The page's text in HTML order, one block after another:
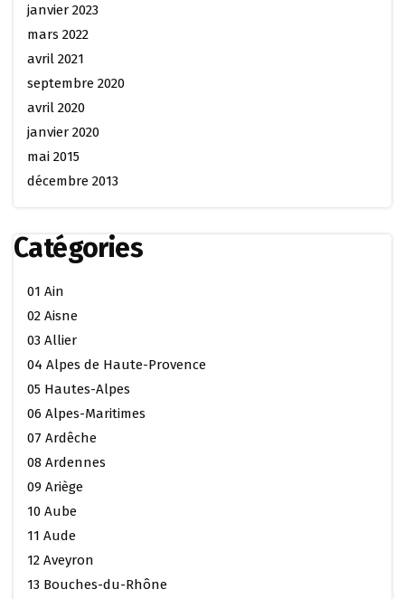
janvier 2023
mars 2022
avril 2021
septembre 2020
avril 2020
janvier 2020
mai 2015
décembre 2013
Catégories
01 Ain
02 Aisne
03 Allier
04 Alpes de Haute-Provence
05 Hautes-Alpes
06 Alpes-Maritimes
07 Ardêche
08 Ardennes
09 Ariège
10 Aube
11 Aude
12 Aveyron
13 Bouches-du-Rhône